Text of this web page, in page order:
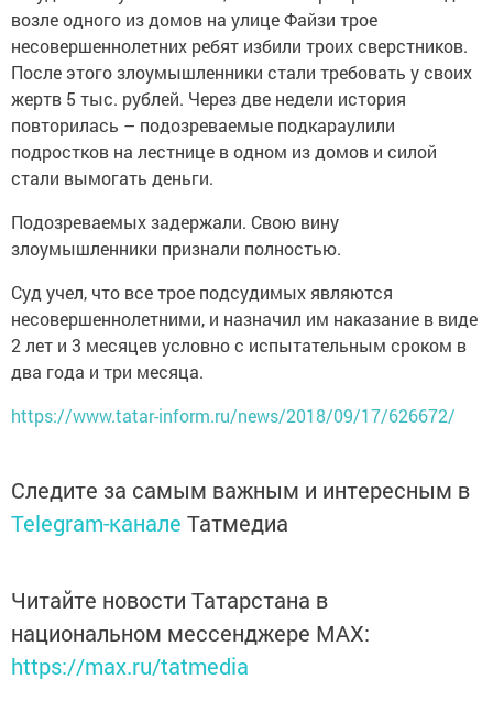
возле одного из домов на улице Файзи трое
несовершеннолетних ребят избили троих сверстников.
После этого злоумышленники стали требовать у своих
жертв 5 тыс. рублей. Через две недели история
повторилась – подозреваемые подкараулили
подростков на лестнице в одном из домов и силой
стали вымогать деньги.
Подозреваемых задержали. Свою вину
злоумышленники признали полностью.
Суд учел, что все трое подсудимых являются
несовершеннолетними, и назначил им наказание в виде
2 лет и 3 месяцев условно с испытательным сроком в
два года и три месяца.
https://www.tatar-inform.ru/news/2018/09/17/626672/
Следите за самым важным и интересным в
Telegram-канале Татмедиа
Читайте новости Татарстана в
национальном мессенджере MАХ:
https://max.ru/tatmedia